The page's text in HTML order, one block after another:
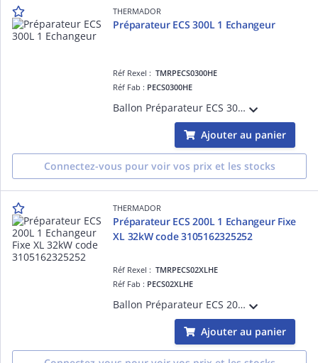
THERMADOR
Préparateur ECS 300L 1 Echangeur
Réf Rexel :TMRPECS0300HE
Réf Fab : PECS0300HE
Ballon Préparateur ECS 300L avec 1 Echangeur Fixe 7,4 L 31,5 kW Isolation PolyUrethane Injecté Jaquette non amovible Classe C Thermador
Ajouter au panier
Connectez-vous pour voir vos prix et les stocks
THERMADOR
Préparateur ECS 200L 1 Echangeur Fixe
XL 32kW code 3105162325252
Réf Rexel :TMRPECS02XLHE
Réf Fab : PECS02XLHE
Ballon Préparateur ECS 200L avec 1 Echangeur Fixe 11,8 L 32 kW Isolation Fibtr polyester Jaquette amovible Classe B Thermador
Ajouter au panier